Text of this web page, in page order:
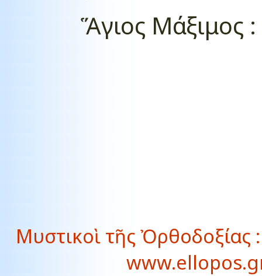
Ἅγιος Mάξιμος :
Μυστικοὶ τῆς Ὀρθοδοξίας :